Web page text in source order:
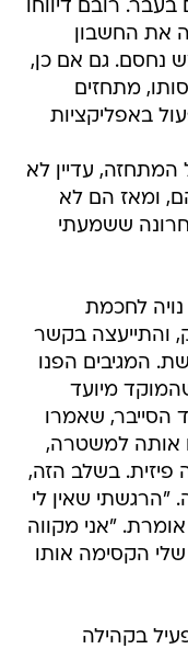
רובם דיווחו
את החשבון
נחסם. גם אם כן,
מתחזים
באפליקציות
המתחזה, עדיין לא
ומאז הם לא
ששמעתי
לחכמת
והתייעצה בקשר
המגיבים הפנו
לה שהמוקד מיועד
הסייבר, שאמרו
אותה למשטרה,
פיזית. בשלב הזה,
"הרגשתי שאין לי
"אני מקווה
הקסימה אותו
ופעיל בקהילה